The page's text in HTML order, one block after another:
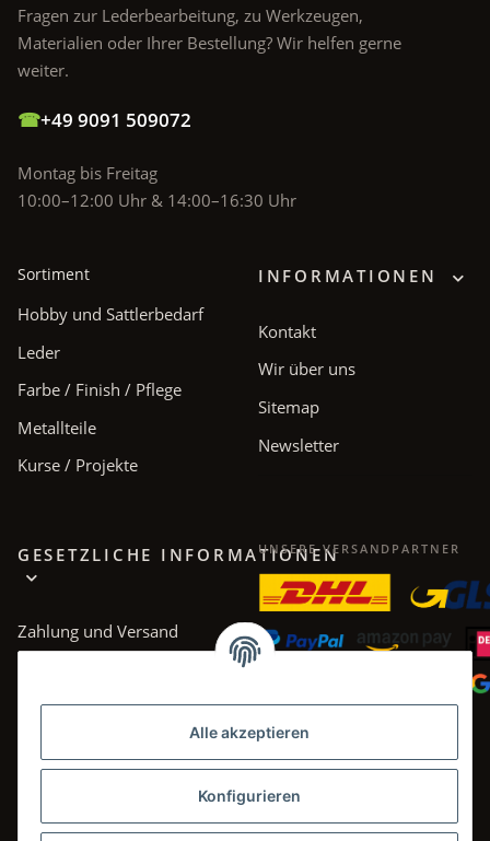
Alle akzeptieren
Konfigurieren
Fragen zur Lederbearbeitung, zu Werkzeugen,
Materialien oder Ihrer Bestellung? Wir helfen gerne
weiter.
☎+49 9091 509072
Montag bis Freitag
10:00–12:00 Uhr & 14:00–16:30 Uhr
Sortiment
Hobby und Sattlerbedarf
Leder
Farbe / Finish / Pflege
Metallteile
Kurse / Projekte
INFORMATIONEN
Kontakt
Wir über uns
Sitemap
Newsletter
GESETZLICHE INFORMATIONEN
Zahlung und Versand
Datenschutz
UNSERE VERSANDPARTNER